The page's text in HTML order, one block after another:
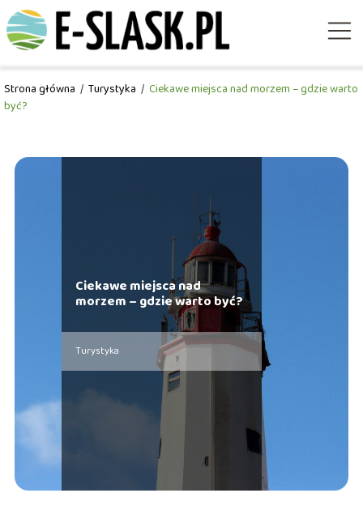
Strona główna / Turystyka / Ciekawe miejsca nad morzem – gdzie warto
być?
Ciekawe miejsca nad
morzem – gdzie warto być?
Turystyka